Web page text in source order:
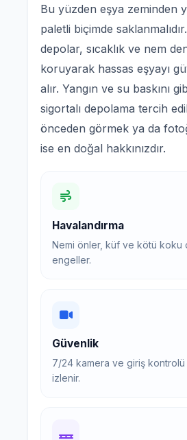
Bu yüzden eşya zeminden
paletli biçimde
depolar, sıcaklık ve nem
koruyarak hassas eşyayı
alır. Yangın ve su baskını
sigortalı depolama tercih
önceden görmek ya da
ise en doğal hakkınızdır.
Havalandırma
Nemi önler, küf ve kötü koku
engeller.
Güvenlik
7/24 kamera ve giriş kontrolü
izlenir.